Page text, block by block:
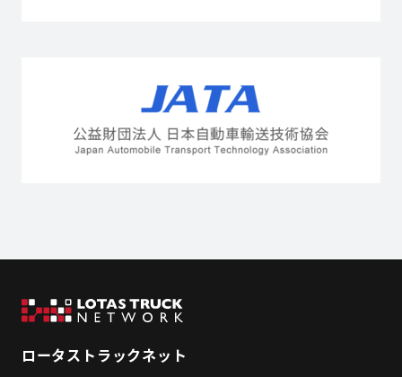
ロータストラックネット